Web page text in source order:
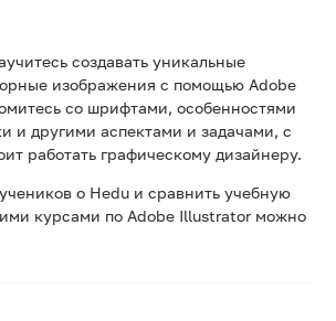
создавать уникальные
изображения с помощью Adobe
со шрифтами, особенностями
и другими аспектами и задачами, с
работать графическому дизайнеру.
о Hedu и сравнить учебную
курсами по Adobe Illustrator можно